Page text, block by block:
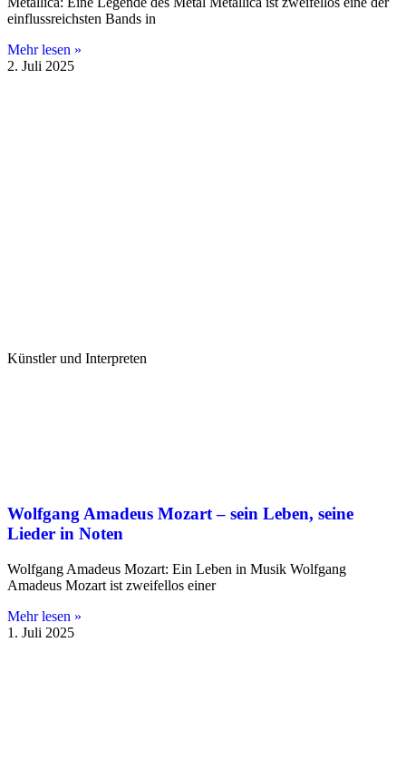
einflussreichsten Bands in
Mehr lesen »
2. Juli 2025
Künstler und Interpreten
Wolfgang Amadeus Mozart – sein Leben, seine
Lieder in Noten
Wolfgang Amadeus Mozart: Ein Leben in Musik Wolfgang
Amadeus Mozart ist zweifellos einer
Mehr lesen »
1. Juli 2025